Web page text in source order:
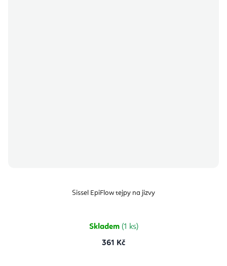
Sissel EpiFlow tejpy na jizvy
Skladem (1 ks)
361 Kč